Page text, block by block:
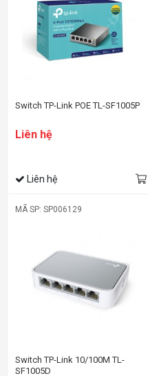
Switch TP-Link POE TL-SF1005P
Liên hệ
Liên hệ
MÃ SP: SP006129
Switch TP-Link 10/100M TL-
SF1005D